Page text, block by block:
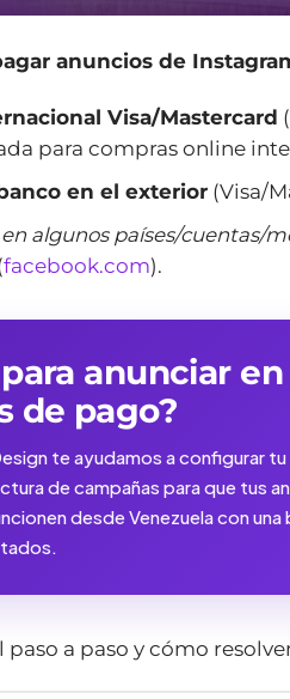
anuncios de
Visa/Mastercard
para compras online
en el exterior(Visa/
en algunos países/cuentas/
facebook.com).
anunciar
de pago?
te ayudamos a configurar
de campañas para que tus
desde Venezuela con
paso a paso y cómo